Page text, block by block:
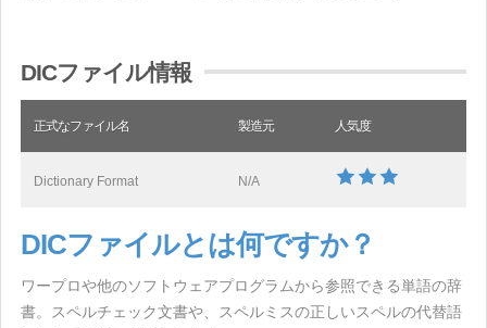
DICファイル情報
正式なファイル名 製造元 人気度
Dictionary Format N/A
DICファイルとは何ですか？
ワープロや他のソフトウェアプログラムから参照できる単語の辞
書。スペルチェック文書や、スペルミスの正しいスペルの代替語